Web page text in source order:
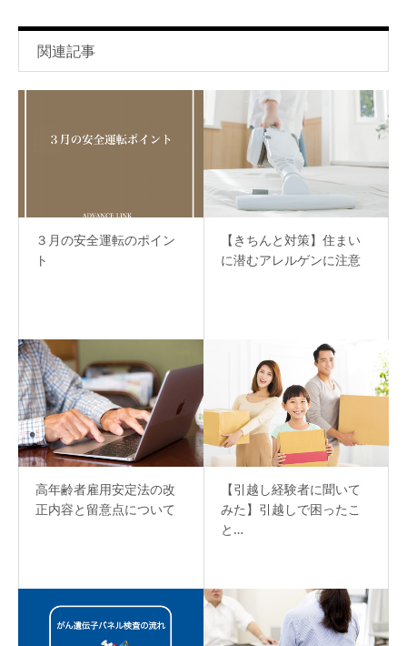
関連記事
３月の安全運転のポイン
ト
【きちんと対策】住まい
に潜むアレルゲンに注意
高年齢者雇用安定法の改
正内容と留意点について
【引越し経験者に聞いて
みた】引越しで困ったこ
と…